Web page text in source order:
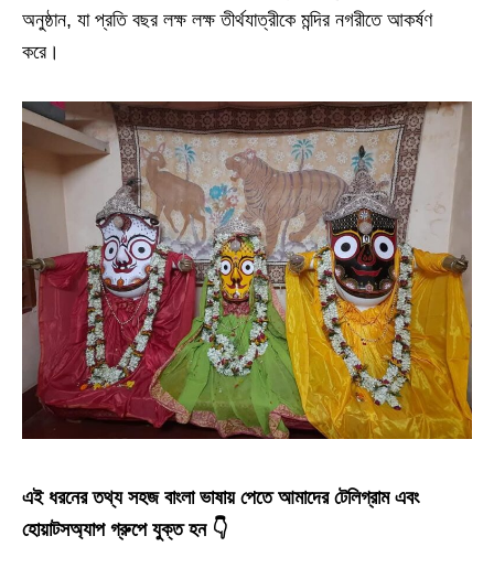
অনুষ্ঠান, যা প্রতি বছর লক্ষ লক্ষ তীর্থযাত্রীকে মন্দির নগরীতে আকর্ষণ
করে।
এই ধরনের তথ্য সহজ বাংলা ভাষায় পেতে আমাদের টেলিগ্রাম এবং
হোয়াটসঅ্যাপ গ্রুপে যুক্ত হন 👇